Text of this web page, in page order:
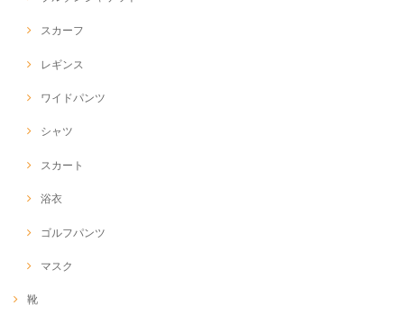
スカーフ
レギンス
ワイドパンツ
シャツ
スカート
浴衣
ゴルフパンツ
マスク
靴